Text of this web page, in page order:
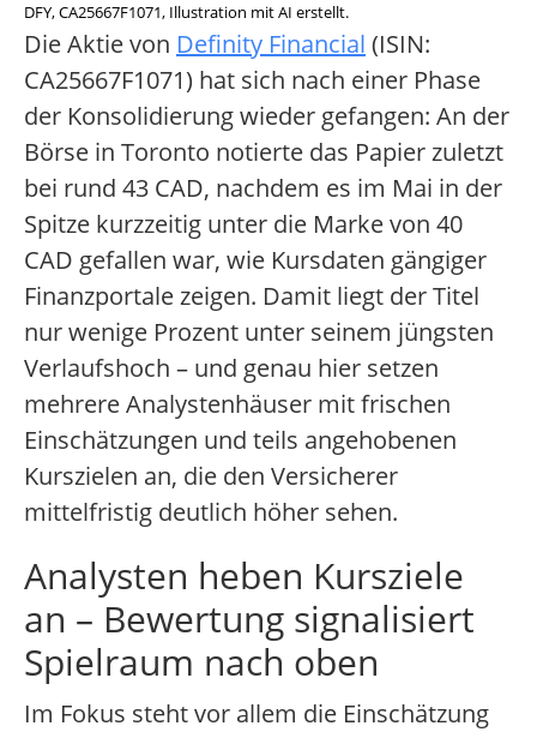
DFY, CA25667F1071, Illustration mit AI erstellt.
Die Aktie von Definity Financial (ISIN:
CA25667F1071) hat sich nach einer Phase
der Konsolidierung wieder gefangen: An der
Börse in Toronto notierte das Papier zuletzt
bei rund 43 CAD, nachdem es im Mai in der
Spitze kurzzeitig unter die Marke von 40
CAD gefallen war, wie Kursdaten gängiger
Finanzportale zeigen. Damit liegt der Titel
nur wenige Prozent unter seinem jüngsten
Verlaufshoch – und genau hier setzen
mehrere Analystenhäuser mit frischen
Einschätzungen und teils angehobenen
Kurszielen an, die den Versicherer
mittelfristig deutlich höher sehen.
Analysten heben Kursziele
an – Bewertung signalisiert
Spielraum nach oben
Im Fokus steht vor allem die Einschätzung